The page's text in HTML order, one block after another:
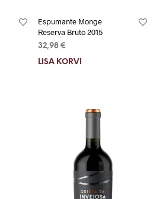
Espumante Monge
Reserva Bruto 2015
32,98 €
LISA KORVI